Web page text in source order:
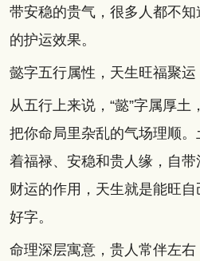
带安稳的贵气，很多人都不
的护运效果。
懿字五行属性，天生旺福聚运
从五行上来说，“懿”字属厚
把你命局里杂乱的气场理顺
着福禄、安稳和贵人缘，自
财运的作用，天生就是能旺
好字。
命理深层寓意，贵人常伴左右